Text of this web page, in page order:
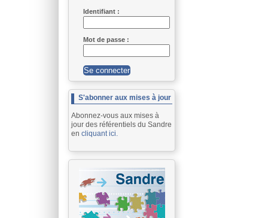
Identifiant :
Mot de passe :
S'abonner aux mises à jour
Abonnez-vous aux mises à
jour des référentiels du Sandre
en cliquant ici.